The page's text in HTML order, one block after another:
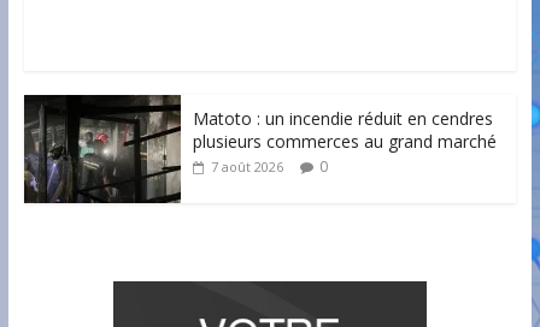
Matoto : un incendie réduit en cendres
plusieurs commerces au grand marché
7 août 2026 0